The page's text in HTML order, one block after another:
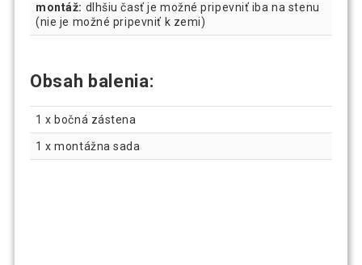
montáž: dlhšiu časť je možné pripevniť iba na stenu
(nie je možné pripevniť k zemi)
Obsah balenia:
1 x bočná zástena
1 x montážna sada